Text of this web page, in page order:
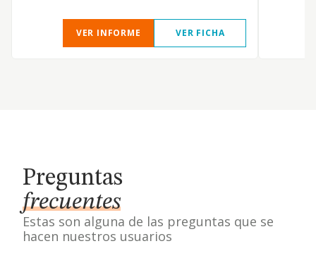
VER INFORME VER FICHA
Preguntas
frecuentes
Estas son alguna de las preguntas que se
hacen nuestros usuarios